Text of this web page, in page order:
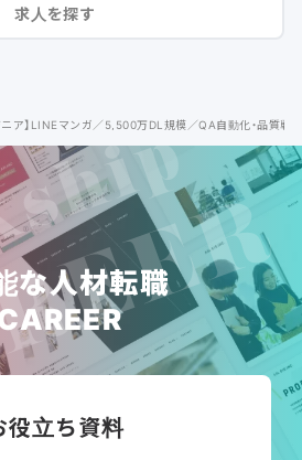
求人を探す
ニア】LINEマンガ／5,500万DL規模／QA自動化・品質戦略
な人材転職
役立ち資料